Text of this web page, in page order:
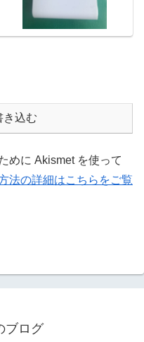
き込む
めに Akismet を使って
法の詳細はこちらをご覧
ブログ